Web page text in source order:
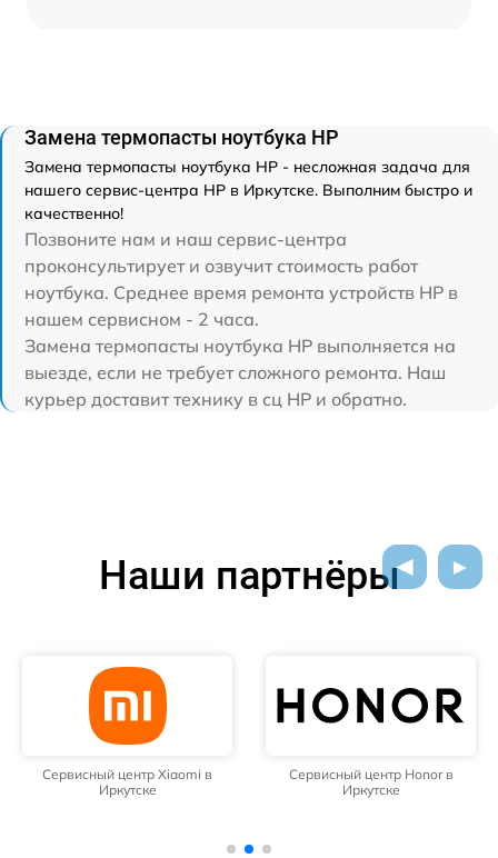
Замена термопасты ноутбука HP
Замена термопасты ноутбука HP - несложная задача для
нашего сервис-центра HP в Иркутске. Выполним быстро и
качественно!
Позвоните нам и наш сервис-центра
проконсультирует и озвучит стоимость работ
ноутбука. Среднее время ремонта устройств HP в
нашем сервисном - 2 часа.
Замена термопасты ноутбука HP выполняется на
выезде, если не требует сложного ремонта. Наш
курьер доставит технику в сц HP и обратно.
Наши партнёры
Сервисный центр Xiaomi в
Иркутске
Сервисный центр Honor в
Иркутске